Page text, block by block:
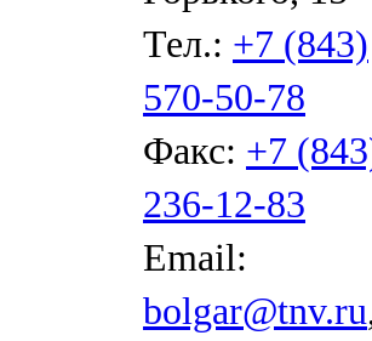
Тел.: +7 (843)
570-50-78
Факс: +7
236-12-83
Email:
bolgar@tnv.ru